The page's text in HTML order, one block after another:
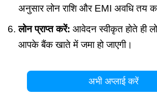
अनुसार लोन राशि और EMI अवधि तय
लोन प्राप्त करें: आवेदन स्वीकृत होते ही
आपके बैंक खाते में जमा हो जाएगी।
अभी अप्लाई करें